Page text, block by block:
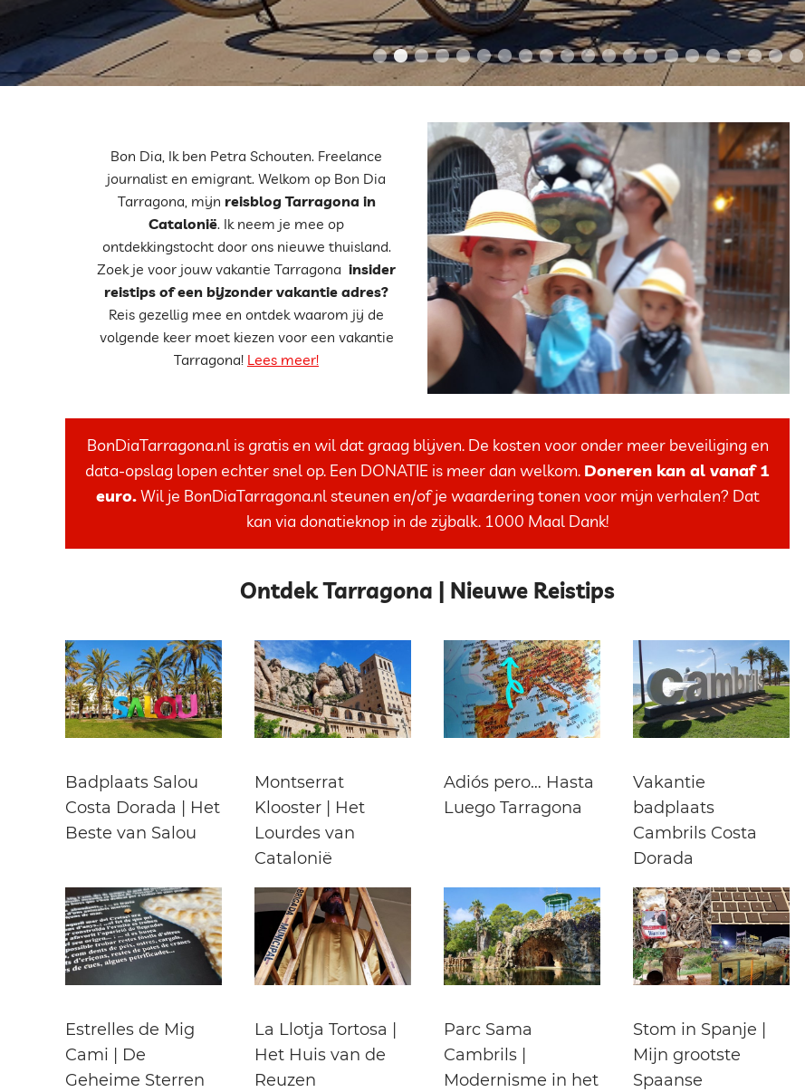
Bon Dia, Ik ben Petra Schouten. Freelance
journalist en emigrant. Welkom op Bon Dia
Tarragona, mijn reisblog Tarragona in
Catalonië. Ik neem je mee op
ontdekkingstocht door ons nieuwe thuisland.
Zoek je voor jouw vakantie Tarragona insider
reistips of een bijzonder vakantie adres?
Reis gezellig mee en ontdek waarom jij de
volgende keer moet kiezen voor een vakantie
Tarragona! Lees meer!
BonDiaTarragona.nl is gratis en wil dat graag blijven. De kosten voor onder meer beveiliging en
data-opslag lopen echter snel op. Een DONATIE is meer dan welkom. Doneren kan al vanaf 1
euro.Wil je BonDiaTarragona.nl steunen en/of je waardering tonen voor mijn verhalen? Dat
kan via donatieknop in de zijbalk. 1000 Maal Dank!
Ontdek Tarragona | Nieuwe Reistips
Badplaats Salou
Costa Dorada | Het
Beste van Salou
Montserrat
Klooster | Het
Lourdes van
Catalonië
Adiós pero… Hasta
Luego Tarragona
Vakantie
badplaats
Cambrils Costa
Dorada
Estrelles de Mig
Cami | De
Geheime Sterren
La Llotja Tortosa |
Het Huis van de
Reuzen
Parc Sama
Cambrils |
Modernisme in het
Stom in Spanje |
Mijn grootste
Spaanse